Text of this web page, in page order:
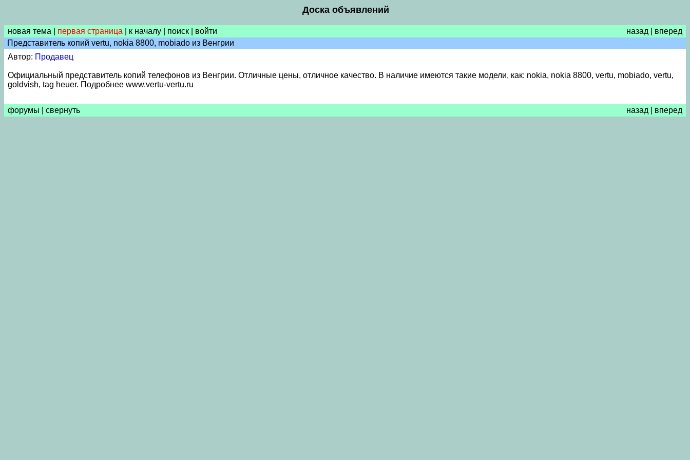
Доска объявлений
новая тема первая страница к началу поиск войти назад
вперед
Представитель копий vertu, nokia 8800, mobiado из Венгрии
Автор: Продавец
Официальный представитель копий телефонов из Венгрии. Отличные цены, отличное качество. В наличие имеются такие модели, как: nokia, nokia 8800, vertu, mobiado, vertu,
goldvish, tag heuer. Подробнее www.vertu-vertu.ru
форумы свернуть назад вперед